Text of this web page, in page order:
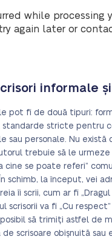
while processing
again later or
informale
pot fi de două tipuri:
standarde stricte pentru
sau personale. Nu există
trebuie să le urmeze
cine se poate referi”
schimb, la început, vei
îi scrii, cum ar fi „Dragul
scrisorii va fi „Cu respect”
să trimiți astfel de
scrisoare obișnuită sau